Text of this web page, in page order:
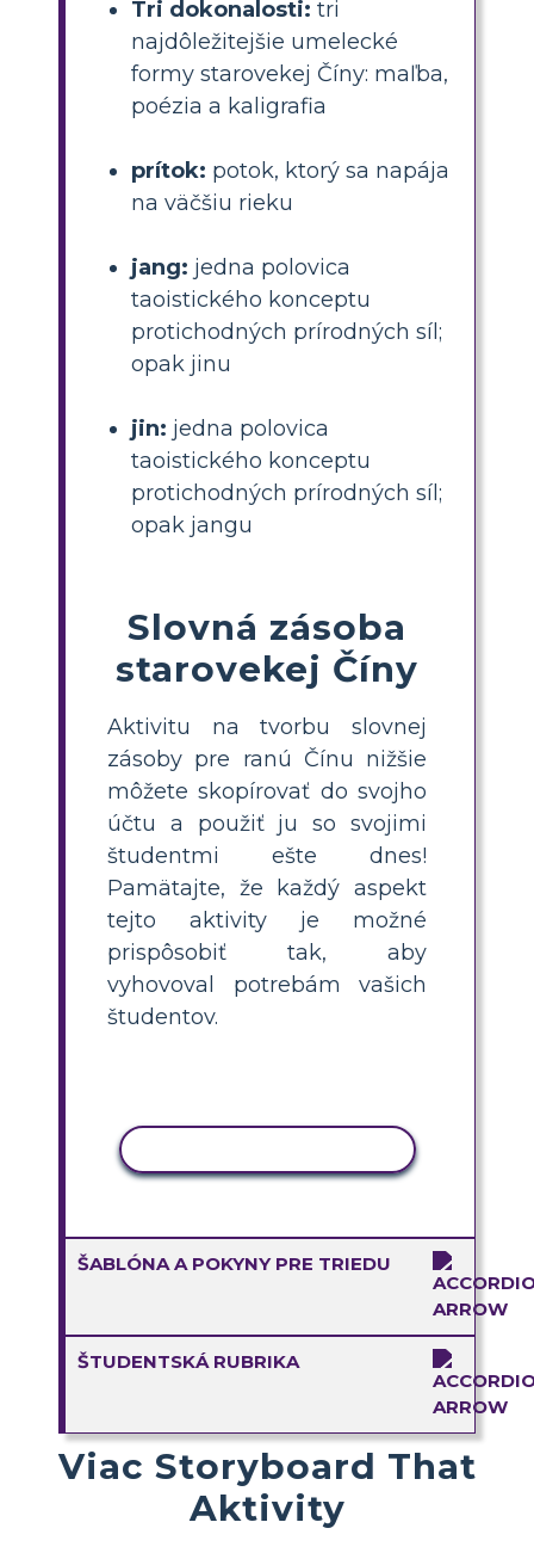
Tri dokonalosti: tri
najdôležitejšie umelecké
formy starovekej Číny: maľba,
poézia a kaligrafia
prítok: potok, ktorý sa napája
na väčšiu rieku
jang: jedna polovica
taoistického konceptu
protichodných prírodných síl;
opak jinu
jin: jedna polovica
taoistického konceptu
protichodných prírodných síl;
opak jangu
Slovná zásoba
starovekej Číny
Aktivitu na tvorbu slovnej
zásoby pre ranú Čínu nižšie
môžete skopírovať do svojho
účtu a použiť ju so svojimi
študentmi ešte dnes!
Pamätajte, že každý aspekt
tejto aktivity je možné
prispôsobiť tak, aby
vyhovoval potrebám vašich
študentov.
ŠABLÓNA A POKYNY PRE TRIEDU
ŠTUDENTSKÁ RUBRIKA
Viac Storyboard That
Aktivity